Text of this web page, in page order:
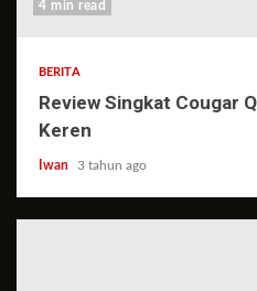
4 min read
BERITA
Review Singkat Cougar
Keren
Iwan 3 tahun ago